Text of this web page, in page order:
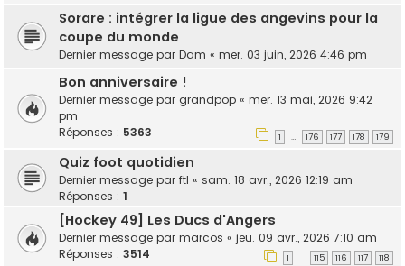
Sorare : intégrer la ligue des angevins pour la
coupe du monde
Dernier message par Dam « mer. 03 juin, 2026 4:46 pm
Bon anniversaire !
Dernier message par grandpop « mer. 13 mai, 2026 9:42
pm
Réponses : 5363 1 … 176 177 178 179
Quiz foot quotidien
Dernier message par ftl « sam. 18 avr., 2026 12:19 am
Réponses : 1
[Hockey 49] Les Ducs d'Angers
Dernier message par marcos « jeu. 09 avr., 2026 7:10 am
Réponses : 3514 1 … 115 116 117 118